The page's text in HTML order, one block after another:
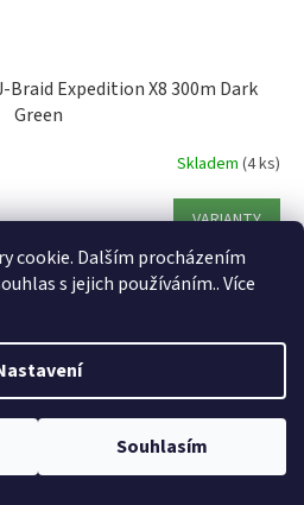
cookie. Dalším procházením
s jejich používáním.. Více
Souhlasím
Braid Expedition X8 300m Dark
Green
Skladem (4 ks)
VARIANTY
Kód:27493